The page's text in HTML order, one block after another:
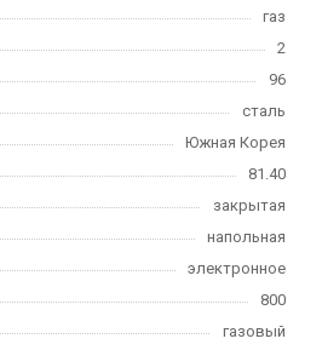
газ
2
96
сталь
Южная Корея
81.40
закрытая
напольная
электронное
800
газовый